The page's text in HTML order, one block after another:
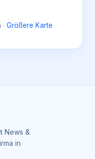
· Größere Karte
News &
in